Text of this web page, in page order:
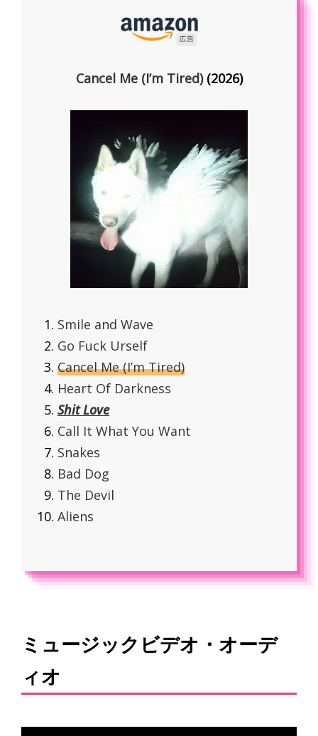
Cancel Me (I’m Tired)(2026)
Smile and Wave
Go Fuck Urself
Cancel Me (I’m Tired)
Heart Of Darkness
Shit Love
Call It What You Want
Snakes
Bad Dog
The Devil
Aliens
ミュージックビデオ・オーデ
ィオ